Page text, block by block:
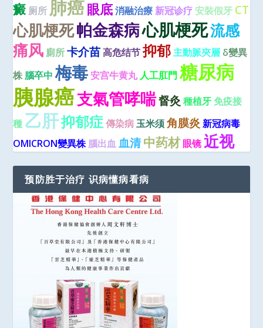
癜 厕所 肺癌眼底 消融治療 新冠诊疗 安裝假牙 CT
心肌梗死帕金森病心肌梗死流感
痛风 廁所 卡介苗 高危结节 抑郁 主動脈夾層 δ變異
株 腦卒中 梅毒 安宫牛黄丸 人工肛門 糖尿病
胰腺癌支氣管哮喘督灸 種植牙 免疫接
種 乙肝抑郁症 傳染病 玉米须 角膜炎 新冠病毒
OMICRON變異株 腦出血 血清中药材 眼镜 近视
预防胜于治疗 识病懂病看病